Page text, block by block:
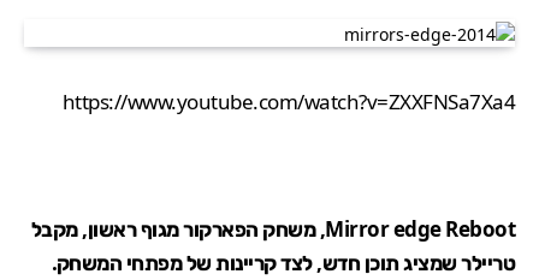
https://www.youtube.com/watch?v=ZXXFNSa7Xa4
Mirror edge Reboot, משחק הפארקור מגוף ראשון, מקבל
טריילר שמציג תוכן חדש, לצד קריינות של מפתחי המשחק.